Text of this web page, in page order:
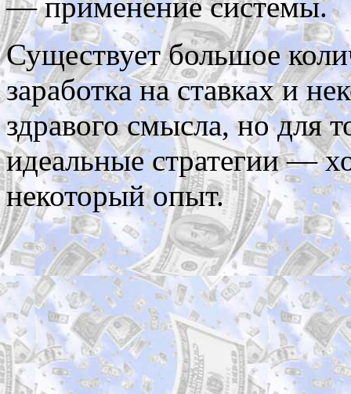
Существует большое
заработка на ставках и
здравого смысла, но для
идеальные стратегии —
некоторый опыт.